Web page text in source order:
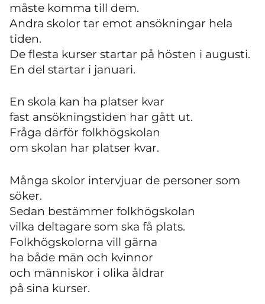
måste komma till dem.
Andra skolor tar emot ansökningar hela
tiden.
De flesta kurser startar på hösten i augusti.
En del startar i januari.
En skola kan ha platser kvar
fast ansökningstiden har gått ut.
Fråga därför folkhögskolan
om skolan har platser kvar.
Många skolor intervjuar de personer som
söker.
Sedan bestämmer folkhögskolan
vilka deltagare som ska få plats.
Folkhögskolorna vill gärna
ha både män och kvinnor
och människor i olika åldrar
på sina kurser.